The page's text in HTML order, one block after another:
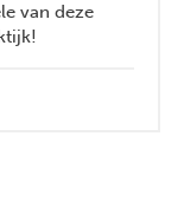
van deze